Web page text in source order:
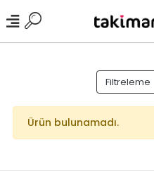
Filtreleme
Ürün bulunamadı.